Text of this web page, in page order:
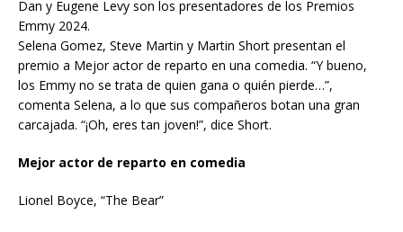
Dan y Eugene Levy son los presentadores de los Premios
Emmy 2024.
Selena Gomez, Steve Martin y Martin Short presentan el
premio a Mejor actor de reparto en una comedia. “Y bueno,
los Emmy no se trata de quien gana o quién pierde…”,
comenta Selena, a lo que sus compañeros botan una gran
carcajada. “¡Oh, eres tan joven!”, dice Short.
Mejor actor de reparto en comedia
Lionel Boyce, “The Bear”